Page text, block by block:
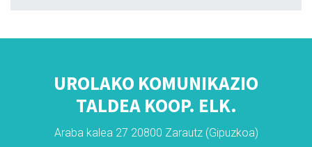
UROLAKO KOMUNIKAZIO
TALDEA KOOP. ELK.
Araba kalea 27 20800 Zarautz (Gipuzkoa)